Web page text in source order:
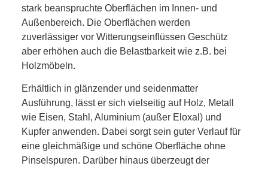
stark beanspruchte Oberflächen im Innen- und
Außenbereich. Die Oberflächen werden
zuverlässiger vor Witterungseinflüssen Geschütz
aber erhöhen auch die Belastbarkeit wie z.B. bei
Holzmöbeln.
Erhältlich in glänzender und seidenmatter
Ausführung, lässt er sich vielseitig auf Holz, Metall
wie Eisen, Stahl, Aluminium (außer Eloxal) und
Kupfer anwenden. Dabei sorgt sein guter Verlauf für
eine gleichmäßige und schöne Oberfläche ohne
Pinselspuren. Darüber hinaus überzeugt der